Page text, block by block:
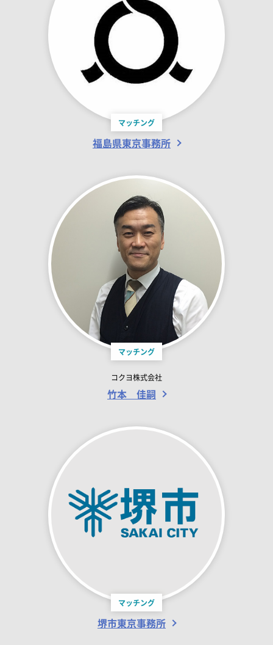
マッチング
福島県東京事務所
マッチング
コクヨ株式会社
竹本 佳嗣
マッチング
堺市東京事務所